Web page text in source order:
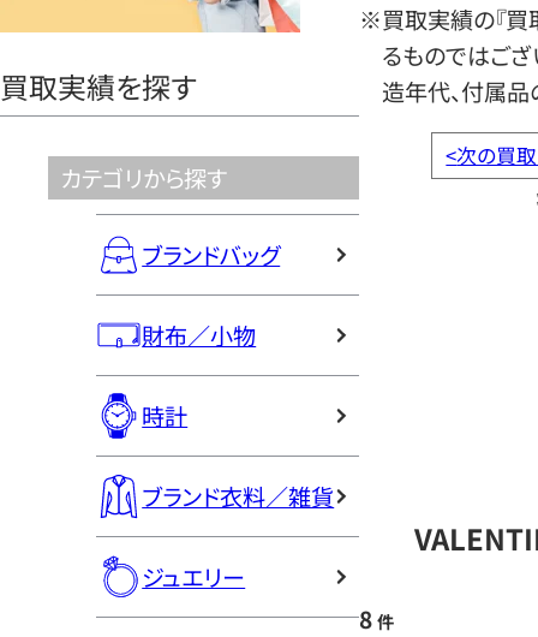
買取実績を探す
カテゴリから探す
ブランドバッグ
財布／小物
時計
ブランド衣料／雑貨
ジュエリー
※買取実績の『買
るものではござ
造年代、付属品
<次の買
8 件